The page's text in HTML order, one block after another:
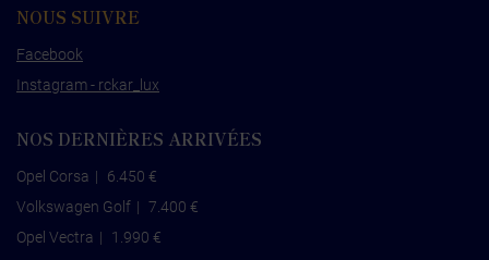
NOUS SUIVRE
Facebook
Instagram - rckar_lux
NOS DERNIÈRES ARRIVÉES
Opel Corsa |
6.450 €
Volkswagen Golf | 7.400 €
Opel Vectra |
1.990 €